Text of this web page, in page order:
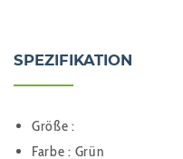
SPEZIFIKATION
Größe :
Farbe : Grün